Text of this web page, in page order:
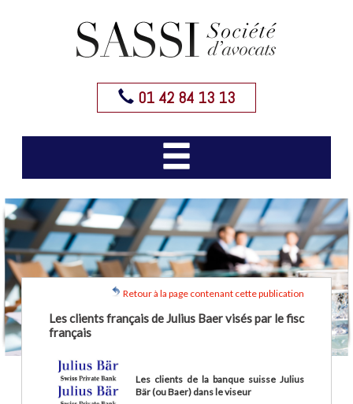
01 42 84 13 13
Retour à la page contenant cette publication
Les clients français de Julius Baer visés par le fisc
français
Les clients de la banque suisse Julius
Bär (ou Baer) dans le viseur